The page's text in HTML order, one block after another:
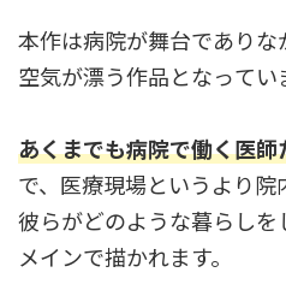
本作は病院が舞台であり
空気が漂う作品となってい
あくまでも病院で働く医
で、医療現場というより
彼らがどのような暮らし
メインで描かれます。